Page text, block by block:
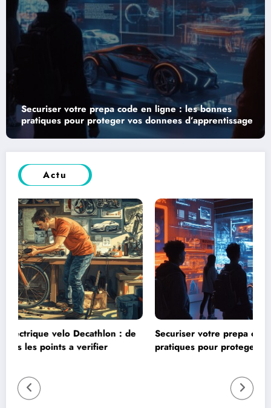
Securiser son essai moto : les garanties essentielles
avant l’acquisition
Actu
Securiser votre prepa code en ligne : les bonnes
pratiques pour proteger vos donnees d’apprentissage